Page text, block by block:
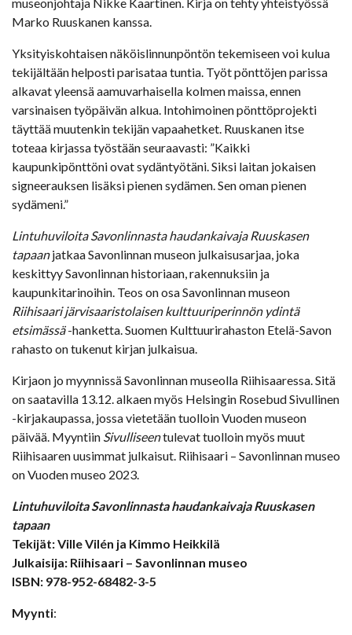
Marko Ruuskanen kanssa.
Yksityiskohtaisen näköislinnunpöntön tekemiseen voi kulua
tekijältään helposti parisataa tuntia. Työt pönttöjen parissa
alkavat yleensä aamuvarhaisella kolmen maissa, ennen
varsinaisen työpäivän alkua. Intohimoinen pönttöprojekti
täyttää muutenkin tekijän vapaahetket. Ruuskanen itse
toteaa kirjassa työstään seuraavasti: ”Kaikki
kaupunkipönttöni ovat sydäntyötäni. Siksi laitan jokaisen
signeerauksen lisäksi pienen sydämen. Sen oman pienen
sydämeni.”
Lintuhuviloita Savonlinnasta haudankaivaja Ruuskasen
tapaanjatkaa Savonlinnan museon julkaisusarjaa, joka
keskittyy Savonlinnan historiaan, rakennuksiin ja
kaupunkitarinoihin. Teos on osa Savonlinnan museon
Riihisaari järvisaaristolaisen kulttuuriperinnön ydintä
etsimässä-hanketta. Suomen Kulttuurirahaston Etelä-Savon
rahasto on tukenut kirjan julkaisua.
Kirjaon jo myynnissä Savonlinnan museolla Riihisaaressa. Sitä
on saatavilla 13.12. alkaen myös Helsingin Rosebud Sivullinen
-kirjakaupassa, jossa vietetään tuolloin Vuoden museon
päivää. Myyntiin Sivulliseentulevat tuolloin myös muut
Riihisaaren uusimmat julkaisut. Riihisaari – Savonlinnan museo
on Vuoden museo 2023.
Lintuhuviloita Savonlinnasta haudankaivaja Ruuskasen
tapaan
Tekijät: Ville Vilén ja Kimmo Heikkilä
Julkaisija: Riihisaari – Savonlinnan museo
ISBN: 978-952-68482-3-5
Myynti: